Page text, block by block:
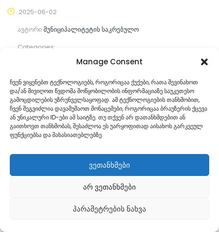
Manage Consent
ჩვენ ვიყენებთ ტექნოლოგიებს, როგორიცაა ქუქები, რათა შევინახოთ
და/ან მივიღოთ წვდომა მოწყობილობის ინფორმაციაზე საუკეთესო
გამოცდილების უზრუნველსაყოფად. ამ ტექნოლოგიების თანხმობით,
ჩვენ შეგვიძლია დავამუშაოთ მონაცემები, როგორიცაა ბრაუზერის ქცევა
ან უნიკალური ID-ები ამ საიტზე. თუ თქვენ არ დათანხმდებით ან
გაითხოვთ თანხმობას, შესაძლოა ეს უარყოფითად აისახოს გარკვეულ
ფუნქციებსა და მახასიათებლებზე.
ვეთანხმები
არ ვეთანხმები
პარამეტრების ნახვა
2025-06-02
ავტორი მუნიციპალიტეტის საკრებულო
Categories:
კომენტარები ჯერ არ არის
ᲒᲐᲜᲐᲒᲠᲫᲔ ᲙᲘᲗᲮᲕᲐ
Georgian